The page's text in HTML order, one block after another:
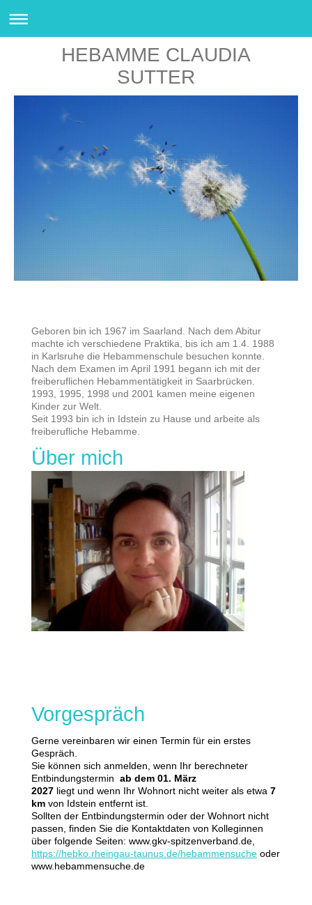
HEBAMME CLAUDIA
SUTTER
Geboren bin ich 1967 im Saarland. Nach dem Abitur
machte ich verschiedene Praktika, bis ich am 1.4. 1988
in Karlsruhe die Hebammenschule besuchen konnte.
Nach dem Examen im April 1991 begann ich mit der
freiberuflichen Hebammentätigkeit in Saarbrücken.
1993, 1995, 1998 und 2001 kamen meine eigenen
Kinder zur Welt.
Seit 1993 bin ich in Idstein zu Hause und arbeite als
freiberufliche Hebamme.
Über mich
Vorgespräch
Gerne vereinbaren wir einen Termin für ein erstes
Gespräch.
Sie können sich anmelden, wenn Ihr berechneter
Entbindungstermin ab dem 01. März
2027 liegt und wenn Ihr Wohnort nicht weiter als etwa 7
km von Idstein entfernt ist.
Sollten der Entbindungstermin oder der Wohnort nicht
passen, finden Sie die Kontaktdaten von Kolleginnen
über folgende Seiten: www.gkv-spitzenverband.de,
https://hebko.rheingau-taunus.de/hebammensuche oder
www.hebammensuche.de